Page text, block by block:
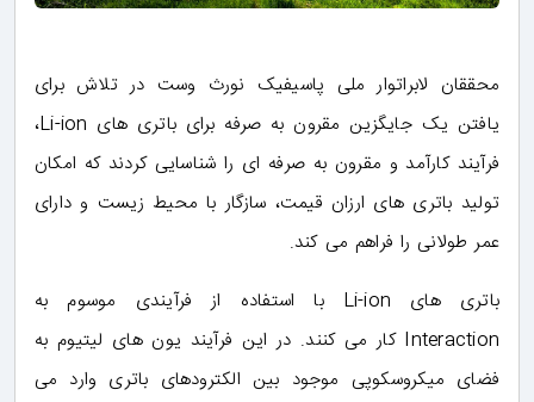
محققان لابراتوار ملی پاسیفیک نورث وست در تلاش برای
یافتن یک جایگزین مقرون به صرفه برای باتری های Li-ion،
فرآیند کارآمد و مقرون به صرفه ای را شناسایی کردند که امکان
تولید باتری های ارزان قیمت، سازگار با محیط زیست و دارای
عمر طولانی را فراهم می کند.
باتری های Li-ion با استفاده از فرآیندی موسوم به
Interaction کار می کنند. در این فرآیند یون های لیتیوم به
فضای میکروسکوپی موجود بین الکترودهای باتری وارد می